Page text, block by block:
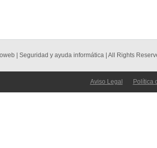
| Seguridad y ayuda informática | All Rights
Aviso Legal Política